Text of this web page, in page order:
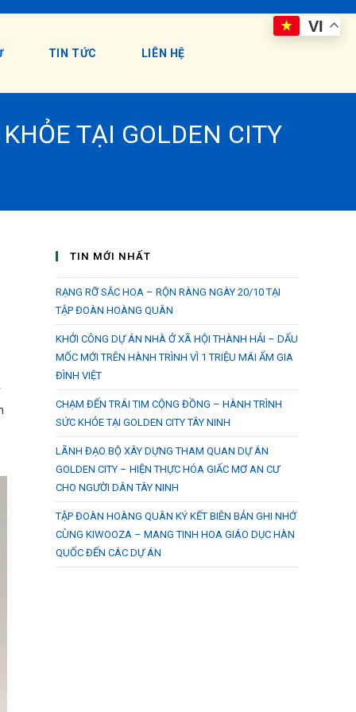
TIN TỨC LIÊN HỆ
TẠI GOLDEN CITY
TIN MỚI NHẤT
RẠNG RỠ SẮC HOA – RỘN RÀNG NGÀY 20/10 TẠI
TẬP ĐOÀN HOÀNG QUÂN
KHỞI CÔNG DỰ ÁN NHÀ Ở XÃ HỘI THÀNH HẢI – DẤU
MỐC MỚI TRÊN HÀNH TRÌNH VÌ 1 TRIỆU MÁI ẤM GIA
ĐÌNH VIỆT
CHẠM ĐẾN TRÁI TIM CỘNG ĐỒNG – HÀNH TRÌNH
SỨC KHỎE TẠI GOLDEN CITY TÂY NINH
LÃNH ĐẠO BỘ XÂY DỰNG THAM QUAN DỰ ÁN
GOLDEN CITY – HIỆN THỰC HÓA GIẤC MƠ AN CƯ
CHO NGƯỜI DÂN TÂY NINH
TẬP ĐOÀN HOÀNG QUÂN KÝ KẾT BIÊN BẢN GHI NHỚ
CÙNG KIWOOZA – MANG TINH HOA GIÁO DỤC HÀN
QUỐC ĐẾN CÁC DỰ ÁN
VI